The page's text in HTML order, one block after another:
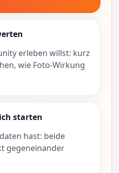
erleben willst: kurz
wie Foto-Wirkung
starten
hast: beide
gegeneinander